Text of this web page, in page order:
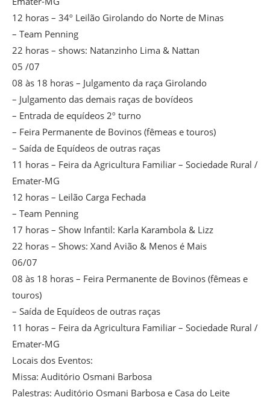
12 horas – 34º Leilão Girolando do Norte de Minas
– Team Penning
22 horas – shows: Natanzinho Lima & Nattan
05 /07
08 às 18 horas – Julgamento da raça Girolando
– Julgamento das demais raças de bovídeos
– Entrada de equídeos 2º turno
– Feira Permanente de Bovinos (fêmeas e touros)
– Saída de Equídeos de outras raças
11 horas – Feira da Agricultura Familiar – Sociedade Rural /
Emater-MG
12 horas – Leilão Carga Fechada
– Team Penning
17 horas – Show Infantil: Karla Karambola & Lizz
22 horas – Shows: Xand Avião & Menos é Mais
06/07
08 às 18 horas – Feira Permanente de Bovinos (fêmeas e
touros)
– Saída de Equídeos de outras raças
11 horas – Feira da Agricultura Familiar – Sociedade Rural /
Emater-MG
Locais dos Eventos:
Missa: Auditório Osmani Barbosa
Palestras: Auditório Osmani Barbosa e Casa do Leite